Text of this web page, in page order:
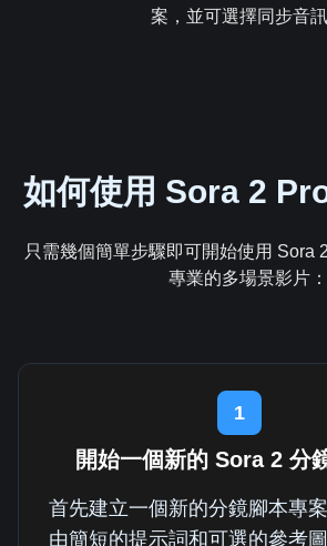
案，並可選擇同步音訊
如何使用 Sora 2
只需幾個簡單步驟即可開始使用 Sora
專業的多場景影片：
1
開始一個新的 Sora 2 分
首先建立一個新的分鏡腳本專
由簡短的提示詞和可選的參考